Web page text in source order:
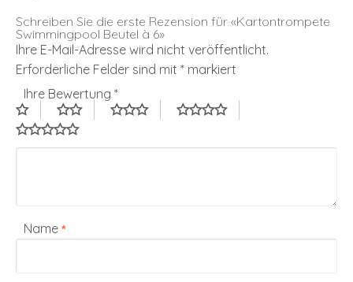
Schreiben Sie die erste Rezension für «Kartontrompete
Swimmingpool Beutel à 6»
Ihre E-Mail-Adresse wird nicht veröffentlicht.
Erforderliche Felder sind mit * markiert
Ihre Bewertung *
Name *